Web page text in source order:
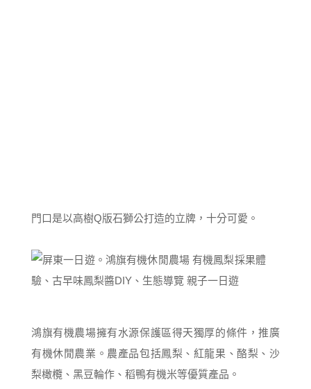
門口是以高樹Q版石獅公打造的立牌，十分可愛。
鴻旗有機農場擁有水源保護區得天獨厚的條件，推廣
有機休閒農業。農產品包括鳳梨、紅龍果、酪梨、沙
梨橄欖、黑豆輪作、稻鴨有機米等優質產品。